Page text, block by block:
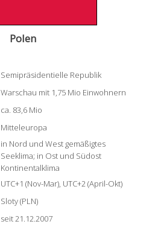
Polen
Semipräsidentielle Republik
Warschau mit 1,75 Mio Einwohnern
ca. 83,6 Mio
Mitteleuropa
in Nord und West gemäßigtes
Seeklima; in Ost und Südost
Kontinentalklima
UTC+1 (Nov-Mar), UTC+2 (April-Okt)
Sloty (PLN)
seit 21.12.2007